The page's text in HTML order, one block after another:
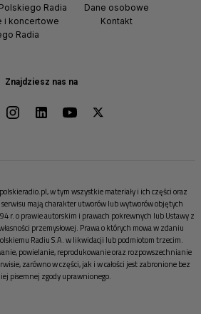
Znajdziesz nas na
Radia
i koncertowe
Radia
Dane osobowe
Kontakt
w tym wszystkie materiały i ich części oraz
serwisu mają charakter utworów lub wytworów objętych
r. o prawie autorskim i prawach pokrewnych lub Ustawy z
przemysłowej. Prawa o których mowa w zdaniu
Radiu S.A. w likwidacji lub podmiotom trzecim.
powielanie, reprodukowanie oraz rozpowszechnianie
zarówno w części, jak i w całości jest zabronione bez
pisemnej zgody uprawnionego.